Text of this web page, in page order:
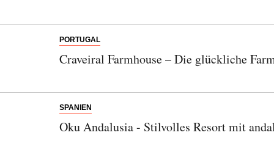
PORTUGAL
Craveiral Farmhouse – Die glückliche
SPANIEN
Oku Andalusia - Stilvolles Resort mit